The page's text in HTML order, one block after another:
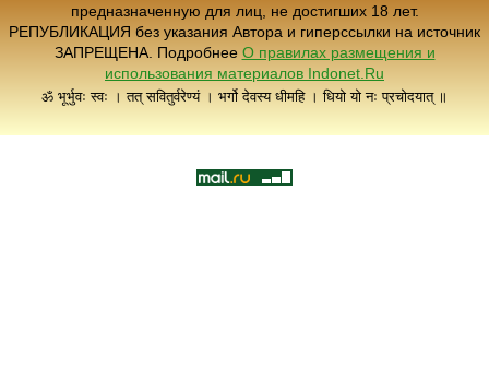
предназначенную для лиц, не достигших 18 лет.
РЕПУБЛИКАЦИЯ без указания Автора и гиперссылки на источник
ЗАПРЕЩЕНА. Подробнее О правилах размещения и
использования материалов Indonet.Ru
ॐ भूर्भुवः स्वः । तत् सवितुर्वरेण्यं । भर्गो देवस्य धीमहि । धियो यो नः प्रचोदयात् ॥